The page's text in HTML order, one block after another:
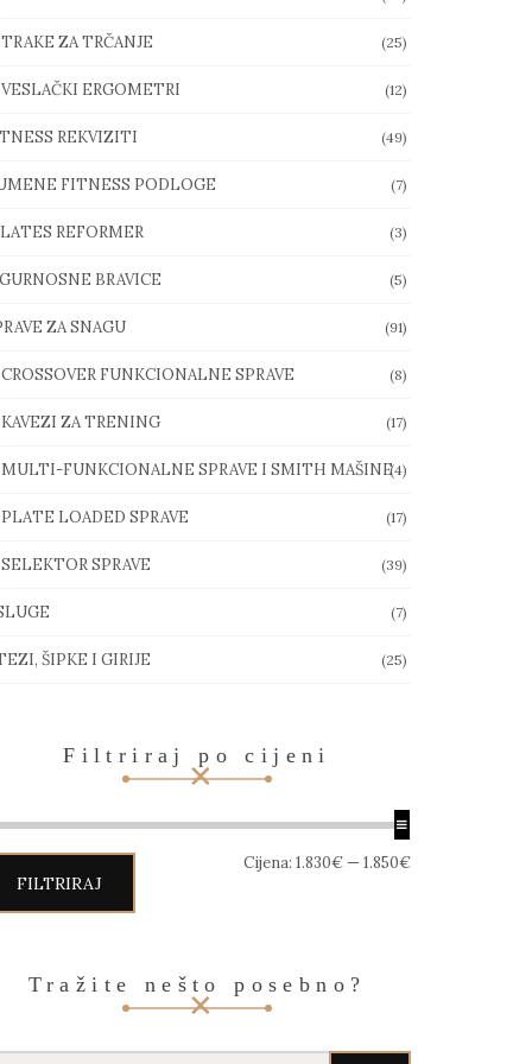
TRAKE ZA TRČANJE (25)
VESLAČKI ERGOMETRI (12)
REKVIZITI (49)
FITNESS PODLOGE (7)
REFORMER (3)
BRAVICE (5)
ZA SNAGU (91)
CROSSOVER FUNKCIONALNE SPRAVE (8)
KAVEZI ZA TRENING (17)
MULTI-FUNKCIONALNE SPRAVE I SMITH MAŠINE(4)
PLATE LOADED SPRAVE (17)
SELEKTOR SPRAVE (39)
(7)
ŠIPKE I GIRIJE (25)
Filtriraj po cijeni
FILTRIRAJ
Cijena: 1.830€ — 1.850€
Tražite nešto posebno?